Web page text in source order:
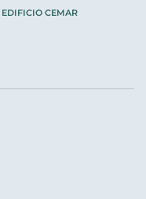
EDIFICIO CEMAR